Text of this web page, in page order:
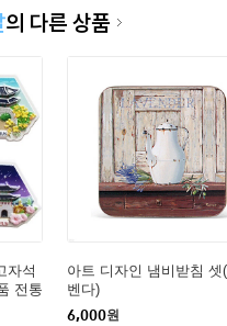
의 다른 상품
자석
전통
교
아트 디자인 냄비받침 셋
벤다)
6,000원